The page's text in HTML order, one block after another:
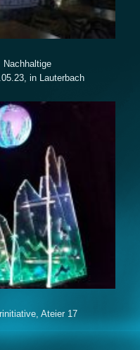
Nachhaltige
Lauterbach
Ateier 17